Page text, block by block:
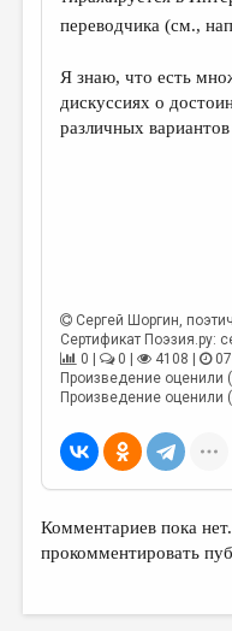
переводчика (см.,
Я знаю, что есть
дискуссиях о
различных
Сергей Шоргин,
Сертификат Поэзия.ру:
0 |
0 | 4108 |
Произведение оценили
Произведение оценили (-
Комментариев пока
прокомментировать